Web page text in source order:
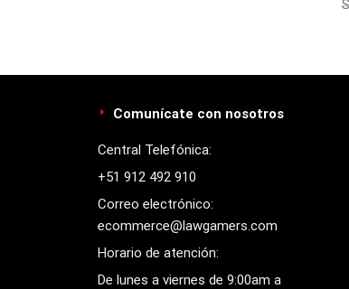
Comunícate con nosotros
Central Telefónica:
+51 912 492 910
Correo electrónico:
ecommerce@lawgamers.com
Horario de atención:
De lunes a viernes de 9:00am a